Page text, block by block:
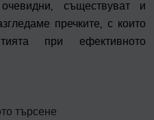
съществуват и
пречките, с които
при ефективното
търсене